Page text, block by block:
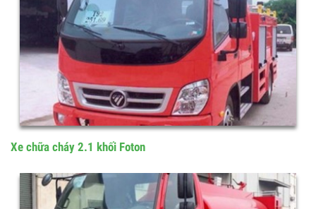
Xe chữa cháy 6 khối Hino FG